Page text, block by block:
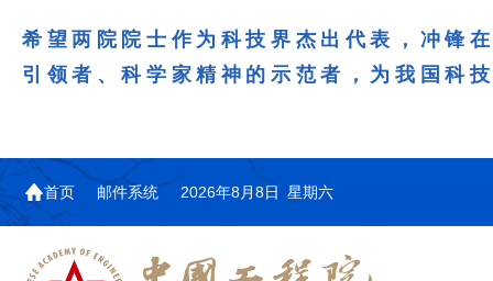
希望两院院士作为科技界杰出代表，冲锋
引领者、科学家精神的示范者，为我国科
首页 邮件系统 2026年8月8日 星期六